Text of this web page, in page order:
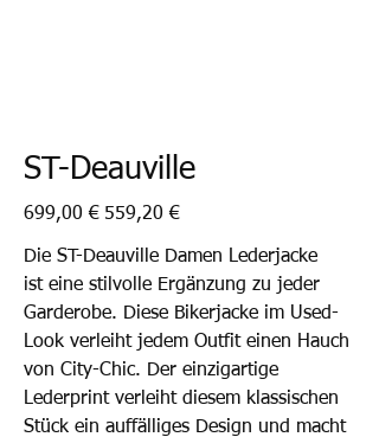
ST-Deauville
Ursprünglicher
Preis
699,00 € Angebotspreis
559,20 €
Die ST-Deauville Damen Lederjacke
ist eine stilvolle Ergänzung zu jeder
Garderobe. Diese Bikerjacke im Used-
Look verleiht jedem Outfit einen Hauch
von City-Chic. Der einzigartige
Lederprint verleiht diesem klassischen
Stück ein auffälliges Design und macht